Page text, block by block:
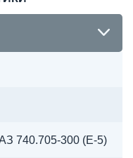
740.705-300 (Е-5)